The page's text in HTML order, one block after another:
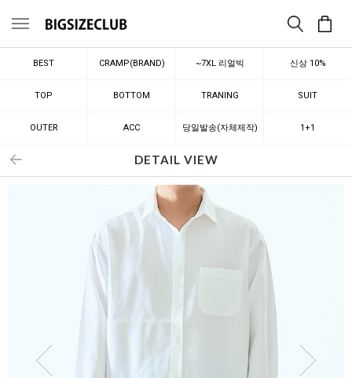
메뉴
BEST CRAMP(BRAND) ~7XL 리얼빅 신상 10%
TOP BOTTOM TRANING SUIT
OUTER ACC 당일발송(자체제작) 1+1
DETAIL VIEW